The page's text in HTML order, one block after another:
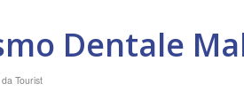
Dentale
da Tourist